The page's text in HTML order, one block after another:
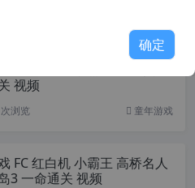
视频
浏览 童年游戏
FC 红白机 小霸王 高桥名人
3 一命通关 视频
确定